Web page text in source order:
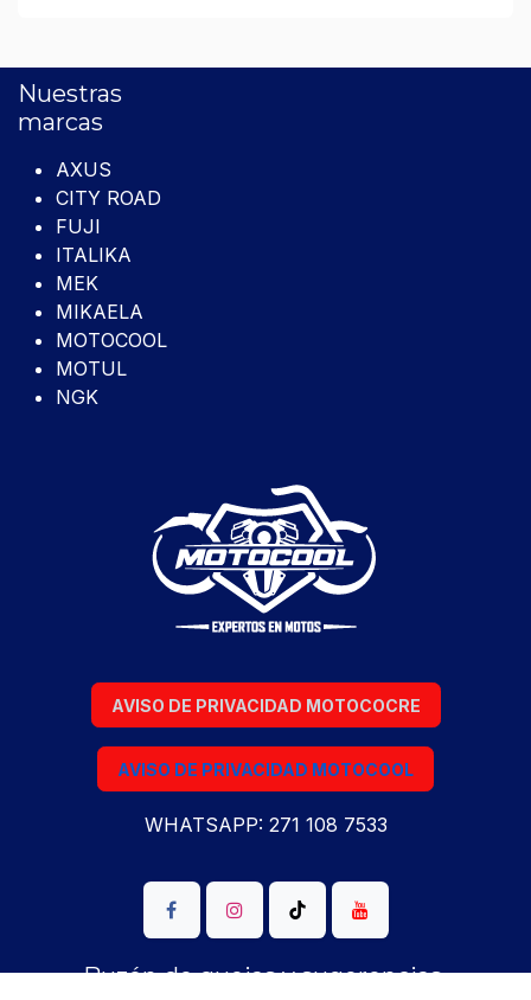
Nuestras
marcas
AXUS
CITY ROAD
FUJI
ITALIKA
MEK
MIKAELA
MOTOCOOL
MOTUL
NGK
AVISO DE PRIVACIDAD MOTOCOCRE
AVISO DE PRIVACIDAD MOTOCOOL
WHATSAPP: 271 108 7533
Buzón de quejas y sugerencias